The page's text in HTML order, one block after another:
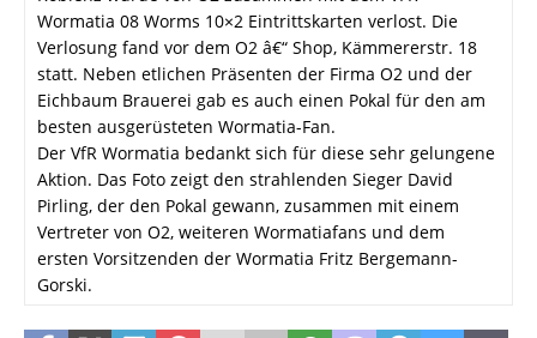
Wormatia 08 Worms 10×2 Eintrittskarten verlost. Die
Verlosung fand vor dem O2 â€“ Shop, Kämmererstr. 18
statt. Neben etlichen Präsenten der Firma O2 und der
Eichbaum Brauerei gab es auch einen Pokal für den am
besten ausgerüsteten Wormatia-Fan.
Der VfR Wormatia bedankt sich für diese sehr gelungene
Aktion. Das Foto zeigt den strahlenden Sieger David
Pirling, der den Pokal gewann, zusammen mit einem
Vertreter von O2, weiteren Wormatiafans und dem
ersten Vorsitzenden der Wormatia Fritz Bergemann-
Gorski.